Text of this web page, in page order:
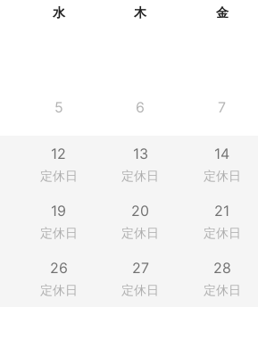
水 木 金
5 6 7
12
定休日
13
定休日
14
定休日
19
定休日
20
定休日
21
定休日
26
定休日
27
定休日
28
定休日